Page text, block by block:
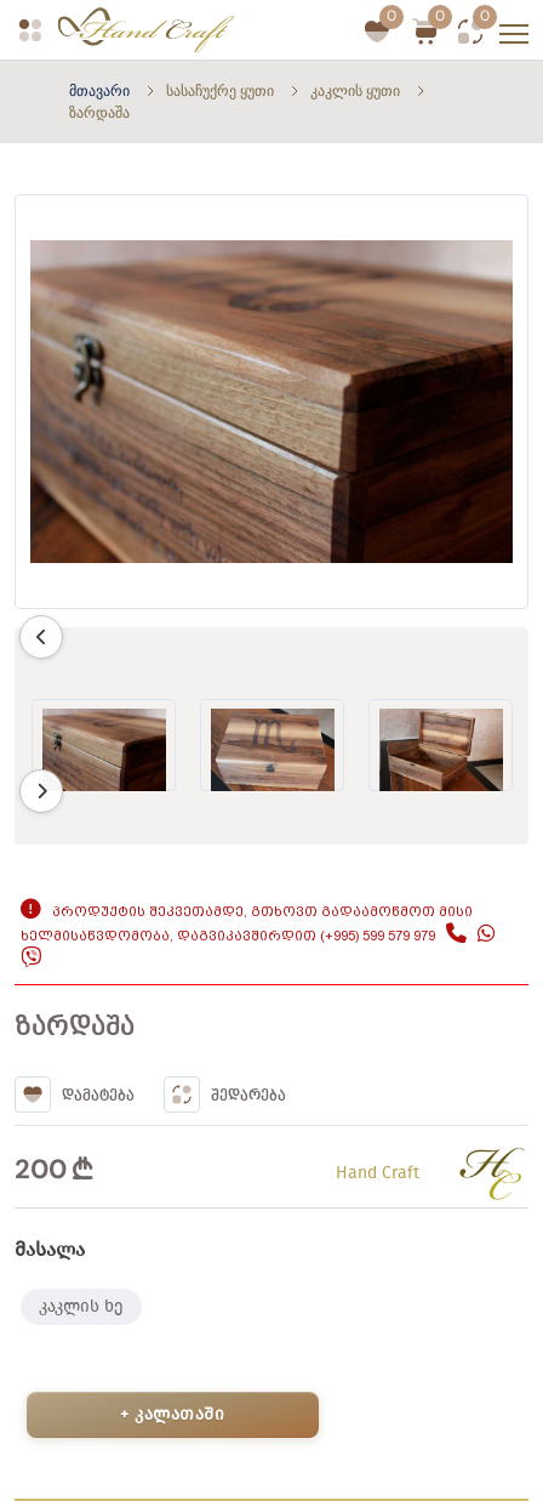
0 0 0
მთავარი სასაჩუქრე ყუთი
კაკლის ყუთი
ზარდაშა
ᲞᲠᲝᲓᲣᲥᲢᲘᲡ ᲨᲔᲙᲕᲔᲗᲐᲛᲓᲔ, ᲒᲗᲮᲝᲕᲗ ᲒᲐᲓᲐᲐᲛᲝᲬᲛᲝᲗ ᲛᲘᲡᲘ
ᲮᲔᲚᲛᲘᲡᲐᲬᲕᲓᲝᲛᲝᲑᲐ, ᲓᲐᲒᲕᲘᲙᲐᲕᲨᲘᲠᲓᲘᲗ (+995) 599 579 979
ᲖᲐᲠᲓᲐᲨᲐ
ᲓᲐᲛᲐᲢᲔᲑᲐ ᲨᲔᲓᲐᲠᲔᲑᲐ
200 Hand Craft
მასალა
კაკლის ხე
+ კალათაში